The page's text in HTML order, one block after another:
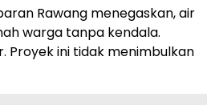
Rawang menegaskan, air
warga tanpa kendala.
Proyek ini tidak menimbulkan